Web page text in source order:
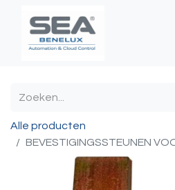
Alle producten
BEVESTIGINGSSTEUNEN